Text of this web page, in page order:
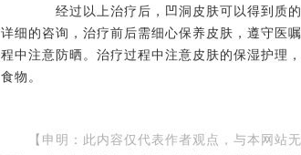
经过以上治疗后，凹洞皮肤可以得到质的
详细的咨询，治疗前后需细心保养皮肤，遵守医
程中注意防晒。治疗过程中注意皮肤的保湿护理
食物。
【申明：此内容仅代表作者观点，与本网站